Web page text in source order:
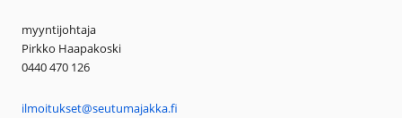
myyntijohtaja
Pirkko Haapakoski
0440 470 126
ilmoitukset@seutumajakka.fi